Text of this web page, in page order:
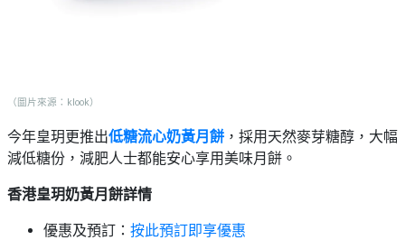
（圖片來源：klook）
今年皇玥更推出低糖流心奶黃月餅 ，採用天然麥芽糖醇，大幅
減低糖份，減肥人士都能安心享用美味月餅。
香港皇玥奶黃月餅詳情
優惠及預訂： 按此預訂即享優惠